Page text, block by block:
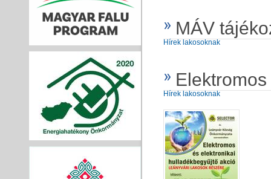
MÁV
Hírek lakosoknak
Hírek lakosoknak